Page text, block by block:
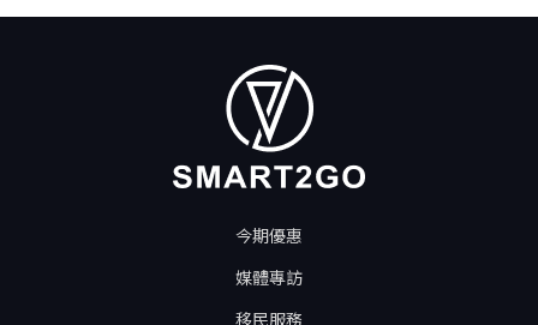
今期優惠
媒體專訪
移民服務